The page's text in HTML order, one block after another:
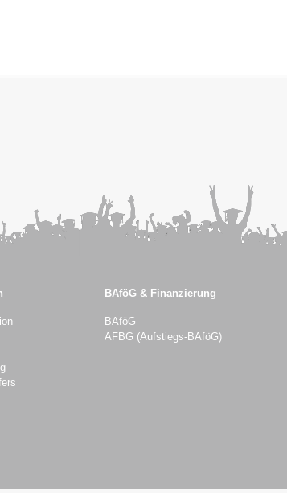
BAföG & Finanzierung
BAföG
AFBG (Aufstiegs-BAföG)